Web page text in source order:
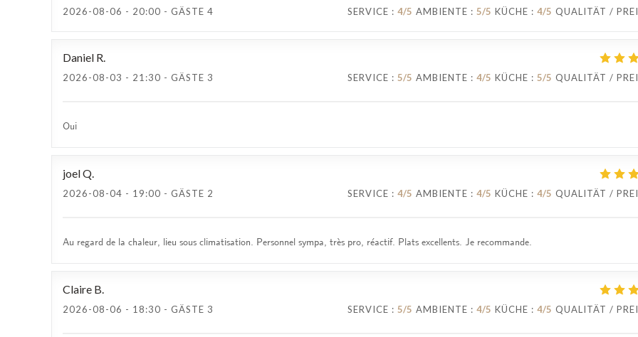
2026-08-06 - 20:00 - GÄSTE 4 SERVICE : 4/5 AMBIENTE : 5/5 KÜCHE : 4/5 QUALITÄT /
Daniel R
2026-08-03 - 21:30 - GÄSTE 3 SERVICE : 5/5 AMBIENTE : 4/5 KÜCHE : 5/5 QUALITÄT /
Oui
joelQ
2026-08-04 - 19:00 - GÄSTE 2 SERVICE : 4/5 AMBIENTE : 4/5 KÜCHE : 4/5 QUALITÄT /
Au regard de la chaleur, lieu sous climatisation. Personnel sympa, très pro, réactif. Plats excellents. Je recommande.
Claire B
2026-08-06 - 18:30 - GÄSTE 3 SERVICE : 5/5 AMBIENTE : 4/5 KÜCHE : 4/5 QUALITÄT /